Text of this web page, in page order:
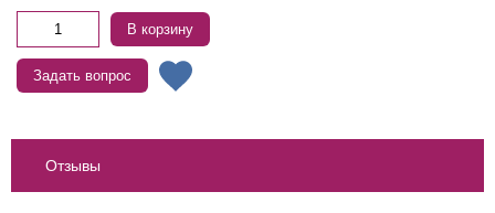
В корзину
Задать вопрос
Отзывы